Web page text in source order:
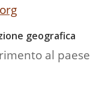
geografica
al paese